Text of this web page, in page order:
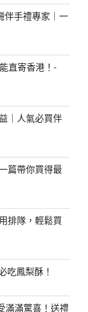
伴手禮專家｜一
直寄香港！-
｜人氣必買伴
篇帶你買得最
排隊，輕鬆買
吃鳳梨酥！
滿滿驚喜！送禮